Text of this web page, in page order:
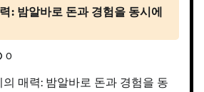
: 밤알바로 돈과 경험을 동시에
0
매력: 밤알바로 돈과 경험을 동